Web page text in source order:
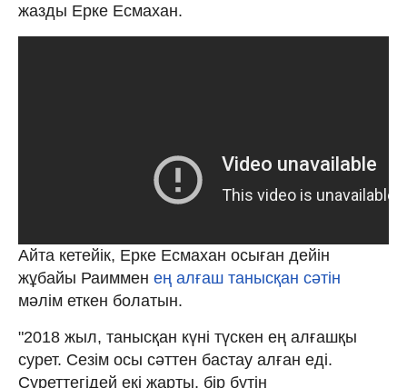
жазды Ерке Есмахан.
Айта кетейік, Ерке Есмахан осыған дейін
жұбайы Раиммен ең алғаш танысқан сәтін
мәлім еткен болатын.
"2018 жыл, танысқан күні түскен ең алғашқы
сурет. Сезім осы сәттен бастау алған еді.
Суреттегідей екі жарты, бір бүтін